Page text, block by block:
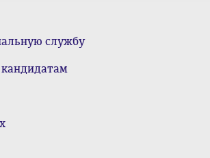
службу